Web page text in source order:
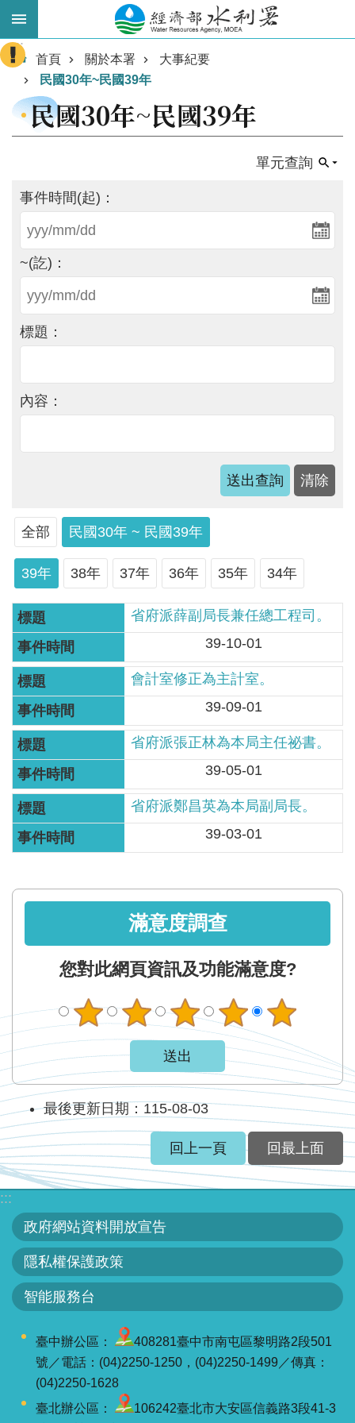
跳到主要內容區塊
進
階
搜
尋
務
主
最
新
情
訊
息
便
民
服
務
資
訊
服
務
關
於
本
署
站
頁
見
信
箱
常
見
答
廉
政
平
專
:::
首頁 關於本署
大事紀要
民國30年~民國39年
民國30年~民國39年
單元查詢
事件時間(起)：
~(訖)：
標題：
內容：
全部 民國30年 ~ 民國39年
39年 38年 37年 36年 35年 34年
省府派薛副局長兼任總工程司。
39-10-01
會計室修正為主計室。
39-09-01
省府派張正林為本局主任祕書。
39-05-01
省府派鄭昌英為本局副局長。
39-03-01
滿意度調查
您對此網頁資訊及功能滿意度?
最後更新日期：115-08-03
回上一頁 回最上面
:::
政府網站資料開放宣告
隱私權保護政策
智能服務台
臺中辦公區：
408281臺中市南屯區黎明路2段501
號／電話：(04)2250-1250，(04)2250-1499／傳真：
(04)2250-1628
臺北辦公區：
106242臺北市大安區信義路3段41-3